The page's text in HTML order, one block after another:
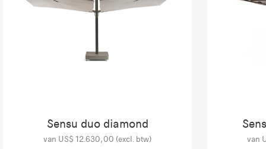
Sensu duo diamond
van US$ 12.630,00 (excl. btw) van